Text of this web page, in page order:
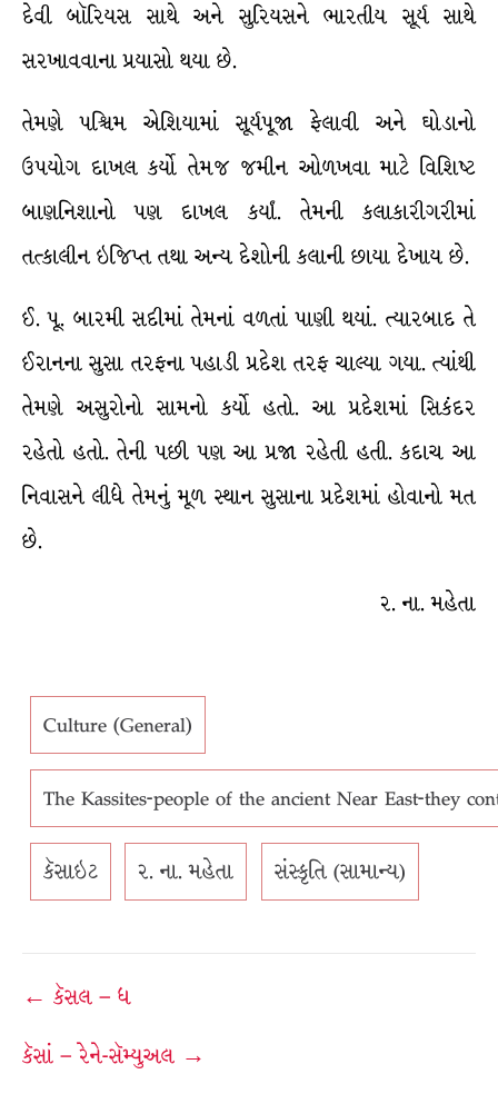
દેવી બૉરિયસ સાથે અને સુરિયસને ભારતીય સૂર્ય સાથે
સરખાવવાના પ્રયાસો થયા છે.
તેમણે પશ્ચિમ એશિયામાં સૂર્યપૂજા ફેલાવી અને ઘોડાનો
ઉપયોગ દાખલ કર્યો તેમજ જમીન ઓળખવા માટે વિશિષ્ટ
બાણનિશાનો પણ દાખલ કર્યાં. તેમની કલાકારીગરીમાં
તત્કાલીન ઇજિપ્ત તથા અન્ય દેશોની કલાની છાયા દેખાય છે.
ઈ. પૂ. બારમી સદીમાં તેમનાં વળતાં પાણી થયાં. ત્યારબાદ તે
ઈરાનના સુસા તરફના પહાડી પ્રદેશ તરફ ચાલ્યા ગયા. ત્યાંથી
તેમણે અસુરોનો સામનો કર્યો હતો. આ પ્રદેશમાં સિકંદર
રહેતો હતો. તેની પછી પણ આ પ્રજા રહેતી હતી. કદાચ આ
નિવાસને લીધે તેમનું મૂળ સ્થાન સુસાના પ્રદેશમાં હોવાનો મત
છે.
ર. ના. મહેતા
Culture (General)
The Kassites-people of the ancient Near East-they
કૅસાઇટ ર. ના. મહેતા સંસ્કૃતિ (સામાન્ય)
Post
navigation
← કૅસલ – ધ
કૅસાં – રેને-સૅમ્યુઅલ →